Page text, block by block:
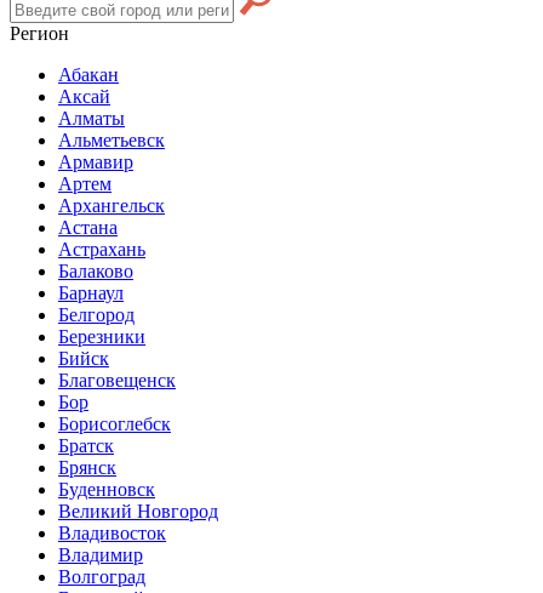
Регион
Абакан
Аксай
Алматы
Альметьевск
Армавир
Артем
Архангельск
Астана
Астрахань
Балаково
Барнаул
Белгород
Березники
Бийск
Благовещенск
Бор
Борисоглебск
Братск
Брянск
Буденновск
Великий Новгород
Владивосток
Владимир
Волгоград